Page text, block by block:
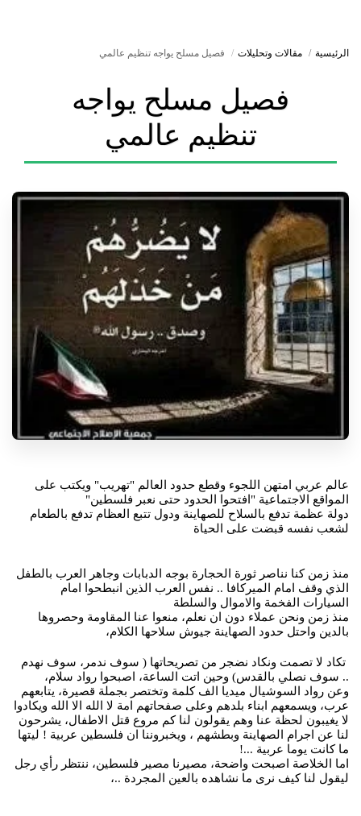
الرئيسية مقالات وتحليلات فصيل مسلح يواجه تنظيم عالمي
فصيل مسلح يواجه
تنظيم عالمي
عالم عربي امتهن اللجوء وقطع حدود العالم "تهريب" ويكتب على
المواقع الاجتماعية "افتحوا الحدود حتى نعبر فلسطين"
دولة عظمة تدفع بالسلاح للصهاينة ودول تتبع العظام تدفع بالطعام
لشعب نفسه قبضت على الحياة
منذ زمن كنا نناصر ثورة الحجارة بوجه الدبابات وجاهر العرب بالطفل
الذي وقف امام الميركافا .. نفس العرب الذين انبطحوا امام
السيارات الفخمة والاموال والسلطة
منذ زمن ونحن عملاء دون ان نعلم، منعوا عنا المقاومة وحصروها
بالدين واحتل حدود الصهاينة جيوش سلاحها الكلام،
تكاد لا تصمت ونكاد نضجر من تصريحاتها ( سوف ندمر، سوف نهدم
.. سوف نصلي بالقدس) وحين اتت الساعة، اصبحوا رواد سلام،
وعن رواد السوشيال ميديا الف كلمة وتختصر بجملة قصيرة، يتابعهم
عرب، ويسمعهم ابناء بلدهم وعلى صفحاتهم امة لا الله الا الله ويكادوا
لا يغيبون لحظة عنا وهم يقولون لنا كم مروع قتل الاطفال، يشرحون
لنا عن اجرام الصهاينة وبطشهم ، ويخبروننا ان فلسطين عربية ! ليتها
ما كانت يوما عربية ...!
اما الخلاصة اصبحت واضحة، مصيرنا مصير فلسطين، ننتظر رأي رجل
ليقول لنا كيف نرى ما نشاهده بالعين المجردة ..،